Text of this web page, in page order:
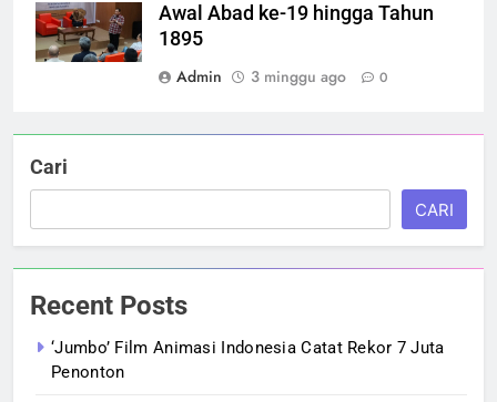
Awal Abad ke-19 hingga Tahun
1895
Admin
3 minggu ago 0
Cari
CARI
Recent Posts
‘Jumbo’ Film Animasi Indonesia Catat Rekor 7 Juta
Penonton